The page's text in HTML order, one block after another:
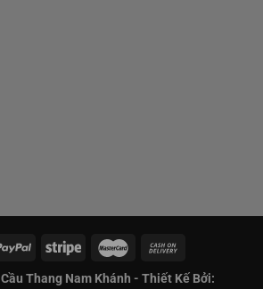
Cầu Thang Nam Khánh - Thiết Kế Bởi: